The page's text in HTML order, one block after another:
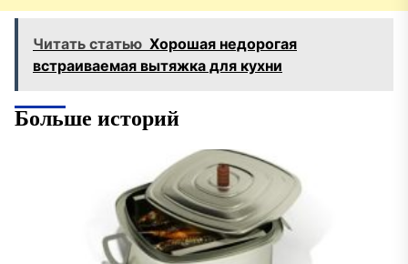
Читать статью Хорошая недорогая
встраиваемая вытяжка для кухни
Больше историй